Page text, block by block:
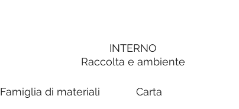
INTERNO
Raccolta e ambiente
Famiglia di materiali
Carta